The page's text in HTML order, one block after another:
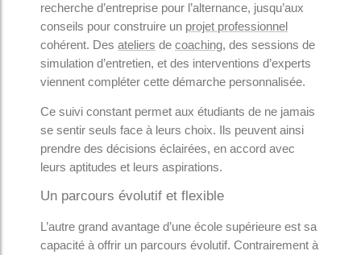
recherche d’entreprise pour l’alternance, jusqu’aux
conseils pour construire un projet professionnel
cohérent. Des ateliers de coaching, des sessions de
simulation d’entretien, et des interventions d’experts
viennent compléter cette démarche personnalisée.
Ce suivi constant permet aux étudiants de ne jamais
se sentir seuls face à leurs choix. Ils peuvent ainsi
prendre des décisions éclairées, en accord avec
leurs aptitudes et leurs aspirations.
Un parcours évolutif et flexible
L’autre grand avantage d’une école supérieure est sa
capacité à offrir un parcours évolutif. Contrairement à